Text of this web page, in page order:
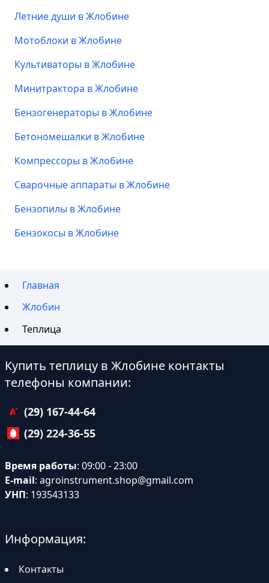
Летние души в Жлобине
Мотоблоки в Жлобине
Культиваторы в Жлобине
Минитрактора в Жлобине
Бензогенераторы в Жлобине
Бетономешалки в Жлобине
Компрессоры в Жлобине
Сварочные аппараты в Жлобине
Бензопилы в Жлобине
Бензокосы в Жлобине
Главная
Жлобин
Теплица
Купить теплицу в Жлобине контакты
телефоны компании:
(29) 167-44-64
(29) 224-36-55
Время работы: 09:00 - 23:00
E-mail: agroinstrument.shop@gmail.com
УНП: 193543133
Информация:
Контакты